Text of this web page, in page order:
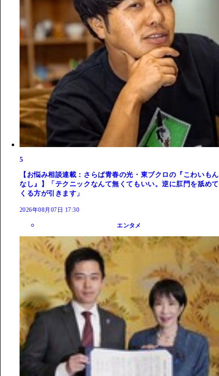
5
【お悩み相談連載：さらば青春の光・東ブクロの『こわいもん
なし』】「テクニックなんて無くてもいい。逆に肛門を舐めて
くる方が引きます」
2026年08月07日 17:30
エンタメ